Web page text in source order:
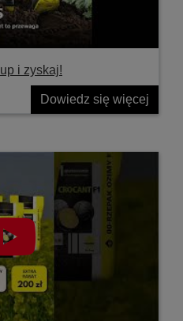
i zyskaj!
Dowiedz się więcej